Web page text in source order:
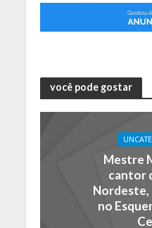
você pode gostar
Mestre
cantor
Nordeste,
no